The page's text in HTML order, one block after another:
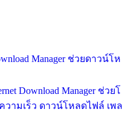
Manager ช่วยดาวน์โห
Download Manager ช่วยโ
วามเร็ว ดาวน์โหลดไฟล์ เพล